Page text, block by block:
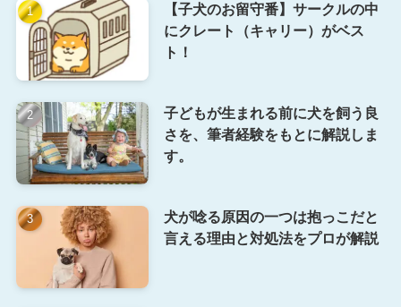
【子犬のお留守番】サークルの中
にクレート（キャリー）がベス
ト！
子どもが生まれる前に犬を飼う良
さを、筆者経験をもとに解説しま
す。
犬が唸る原因の一つは抱っこだと
言える理由と対処法をプロが解説